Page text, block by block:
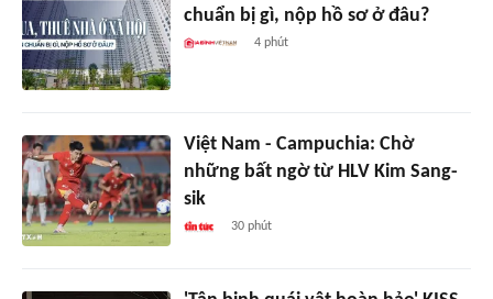
chuẩn bị gì, nộp hồ sơ ở đâu?
4 phút
Việt Nam - Campuchia: Chờ
những bất ngờ từ HLV Kim Sang-
sik
30 phút